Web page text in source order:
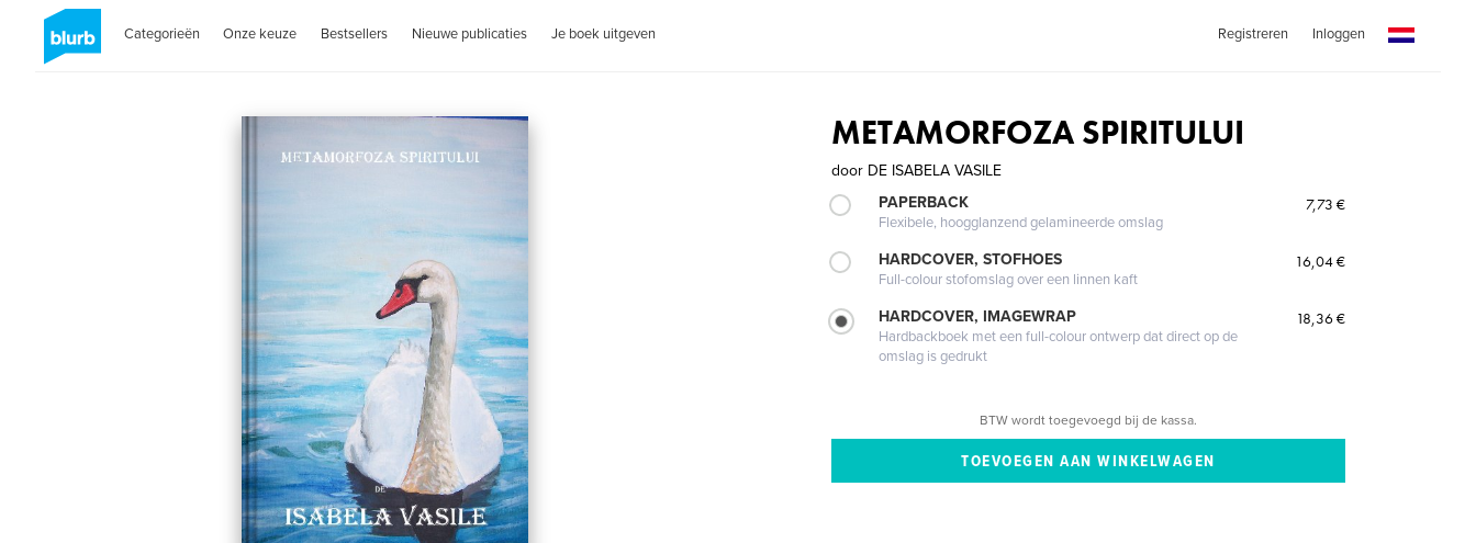
Categorieën Onze keuze Bestsellers Nieuwe publicaties Je boek uitgeven Registreren Inloggen
METAMORFOZA SPIRITULUI
door DE ISABELA VASILE
PAPERBACK
Flexibele, hoogglanzend gelamineerde omslag
7,73 €
HARDCOVER, STOFHOES
Full-colour stofomslag over een linnen kaft
16,04 €
HARDCOVER, IMAGEWRAP
Hardbackboek met een full-colour ontwerp dat direct op de
omslag is gedrukt
18,36 €
BTW wordt toegevoegd bij de kassa.